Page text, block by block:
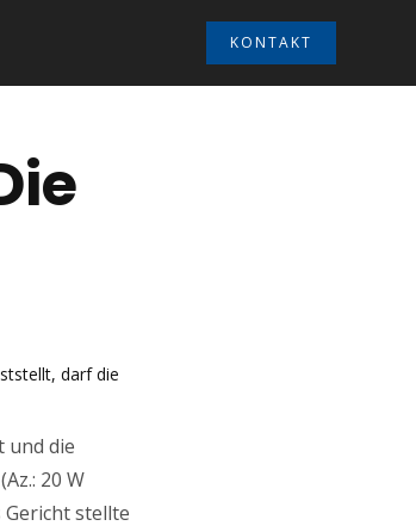
KONTAKT
darf die
und die
20 W
stellte